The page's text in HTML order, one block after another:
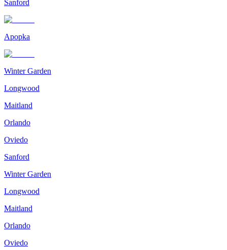
Sanford
Apopka
Winter Garden
Longwood
Maitland
Orlando
Oviedo
Sanford
Winter Garden
Longwood
Maitland
Orlando
Oviedo